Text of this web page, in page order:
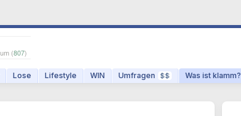
(807)
Lose Lifestyle WIN Umfragen $$ Was ist klamm?